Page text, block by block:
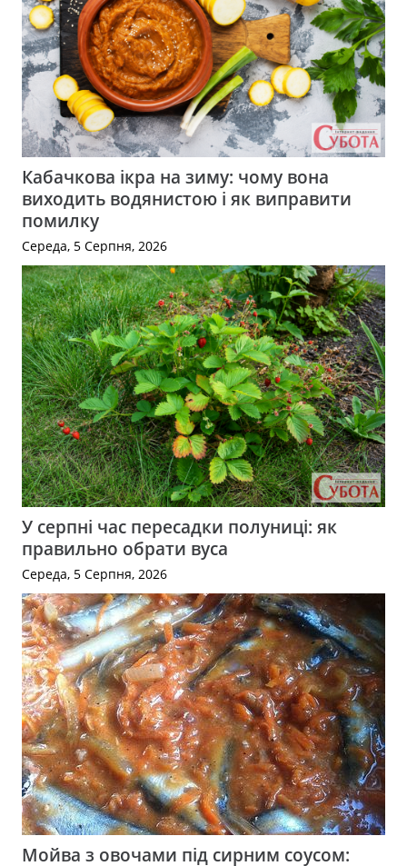
Кабачкова ікра на зиму: чому вона
виходить водянистою і як виправити
помилку
Середа, 5 Серпня, 2026
У серпні час пересадки полуниці: як
правильно обрати вуса
Середа, 5 Серпня, 2026
Мойва з овочами під сирним соусом: